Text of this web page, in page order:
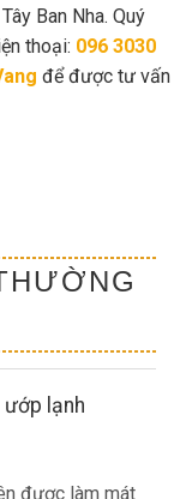
Ban Nha. Quý
thoại: 096 3030
để được tư vấn
lạnh
được làm mát